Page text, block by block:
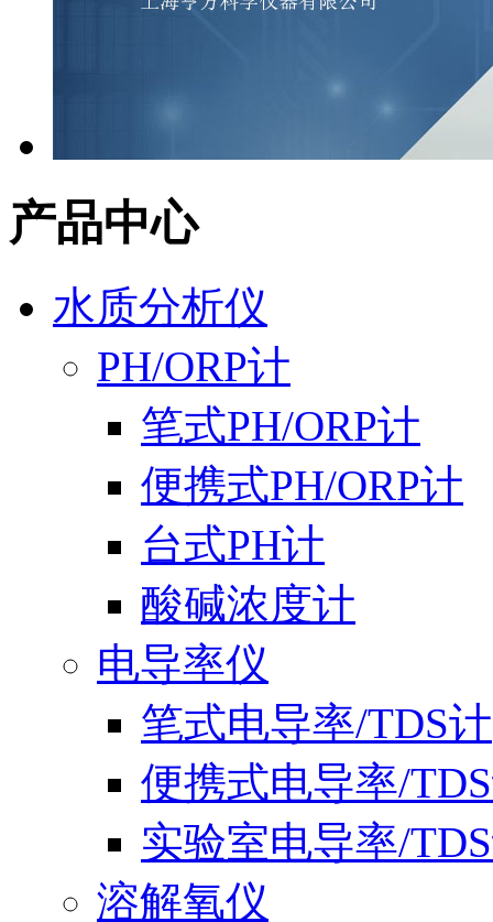
产品中心
水质分析仪
PH/ORP计
笔式PH/ORP计
便携式PH/ORP计
台式PH计
酸碱浓度计
电导率仪
笔式电导率/TDS计
便携式电导率/
实验室电导率/
溶解氧仪